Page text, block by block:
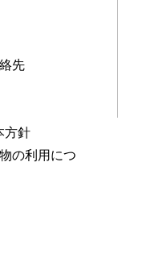
先
方針
の利用につ